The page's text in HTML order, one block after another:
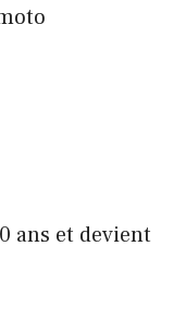
ans et devient